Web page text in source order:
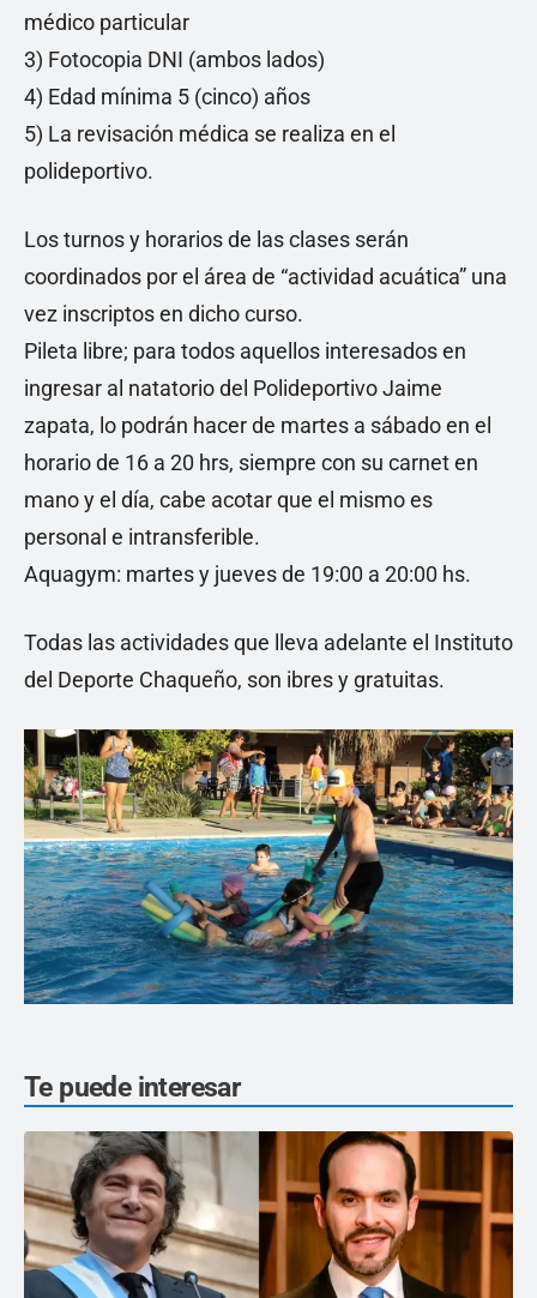
médico particular
3) Fotocopia DNI (ambos lados)
4) Edad mínima 5 (cinco) años
5) La revisación médica se realiza en el
polideportivo.
Los turnos y horarios de las clases serán
coordinados por el área de “actividad acuática” una
vez inscriptos en dicho curso.
Pileta libre; para todos aquellos interesados en
ingresar al natatorio del Polideportivo Jaime
zapata, lo podrán hacer de martes a sábado en el
horario de 16 a 20 hrs, siempre con su carnet en
mano y el día, cabe acotar que el mismo es
personal e intransferible.
Aquagym: martes y jueves de 19:00 a 20:00 hs.
Todas las actividades que lleva adelante el Instituto
del Deporte Chaqueño, son ibres y gratuitas.
Te puede interesar